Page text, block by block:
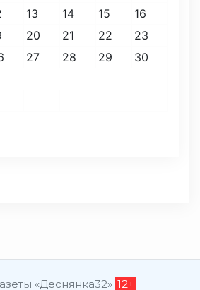
13 14 15
16
20 21 22
23
27 28 29
30
«Деснянка32» 12+